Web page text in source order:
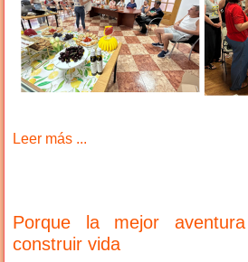
Leer más ...
Porque la mejor
construir vida